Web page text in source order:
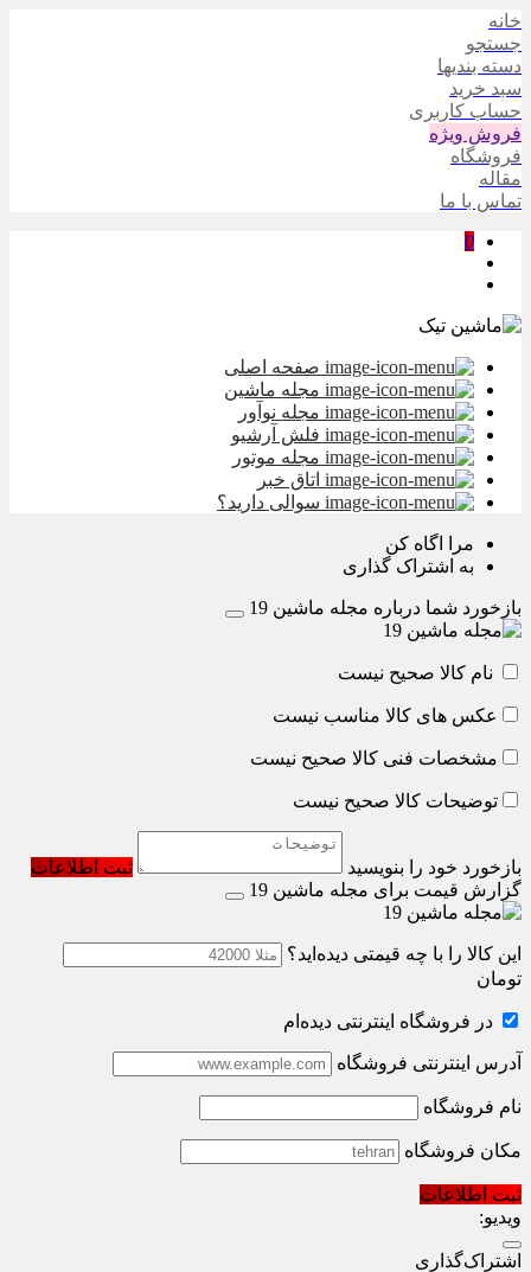
خانه
جستجو
دسته بندیها
سبد خرید
حساب کاربری
فروش ویژه
فروشگاه
مقاله
تماس با ما
0
صفحه اصلی
مجله ماشین
مجله نوآور
فلش آرشیو
مجله موتور
اتاق خبر
سوالی دارید؟
مرا اگاه کن
به اشتراک گذاری
بازخورد شما درباره مجله ماشین 19
نام کالا صحیح نیست
عکس های کالا مناسب نیست
مشخصات فنی کالا صحیح نیست
توضیحات کالا صحیح نیست
بازخورد خود را بنویسید
ثبت اطلاعات
گزارش قیمت برای مجله ماشین 19
این کالا را با چه قیمتی دیده‌اید؟
تومان
در فروشگاه اینترنتی دیده‌ام
آدرس اینترنتی فروشگاه
نام فروشگاه
مکان فروشگاه
ثبت اطلاعات
ویدیو:
اشتراک‌گذاری